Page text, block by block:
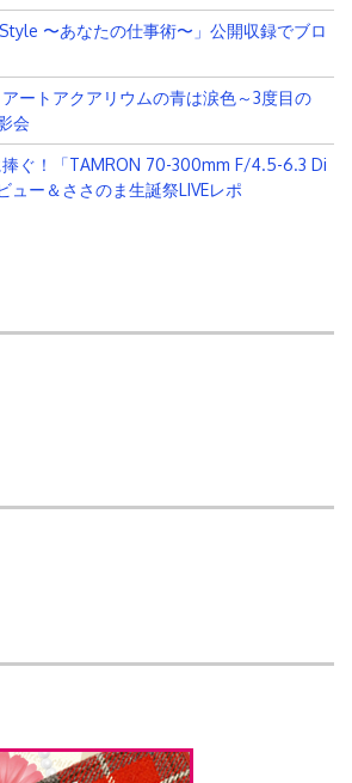
〜あなたの仕事術〜」公開収録でブロ
ートアクアリウムの青は涙色～3度目の
会
ぐ！「TAMRON 70-300mm F/4.5-6.3 Di
ュー＆ささのま生誕祭LIVEレポ